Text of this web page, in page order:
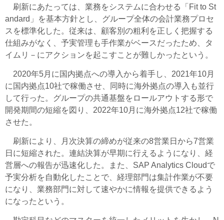
刷新にあたっては、業務をシステムに合わせる「Fit to St
andard」を基本方針とし、グループ全体の会計業務プロセ
スを標準化した。従来は、顧客別の粗利を正しく把握する
仕組みがなく、予実管理も手作業がベースだったため、タ
イムリ－にアクションを起こすことが難しかったという。
2020年5月に国内拠点への導入から着手し、2021年10月
に国内拠点10社で稼働させ、同時に海外拠点の導入も並行
して行った。グループの共通基盤をロールアウトする形で
開発期間の短縮を図り、2022年10月に海外拠点12社で稼働
させた。
刷新により、月次決算の締めが従来の8営業日から7営業
日に短縮された。連結決算が早期に行えるようになり、経
営層への報告が迅速化した。また、SAP Analytics Cloudで
予実分析を自動化したことで、経理部門は集計作業が不要
になり、業務部門に対して速やかに情報を提供できるよう
になったという。